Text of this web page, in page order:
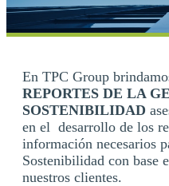
En TPC Group
REPORTES DE LA
SOSTENIBILIDAD
en el desarrollo de los
información necesarios
Sostenibilidad con base
nuestros clientes.